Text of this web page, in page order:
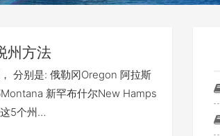
州方法
分别是: 俄勒冈Oregon 阿拉斯
新罕布什尔New Hamps
5个州…